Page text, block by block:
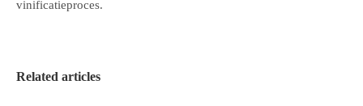
vinificatieproces.
Related articles